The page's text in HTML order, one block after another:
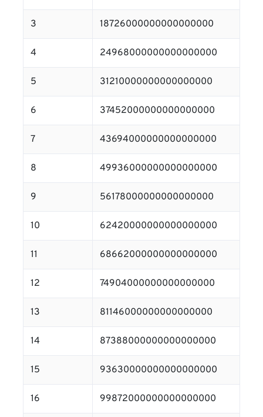
3 18726000000000000000
4 24968000000000000000
5 31210000000000000000
6 37452000000000000000
7 43694000000000000000
8 49936000000000000000
9 56178000000000000000
10 62420000000000000000
11 68662000000000000000
12 74904000000000000000
13 81146000000000000000
14 87388000000000000000
15 93630000000000000000
16 99872000000000000000